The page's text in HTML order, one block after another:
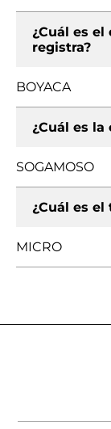
¿Cuál es
registra?
BOYACA
¿Cuál es
SOGAMOSO
¿Cuál es el
MICRO